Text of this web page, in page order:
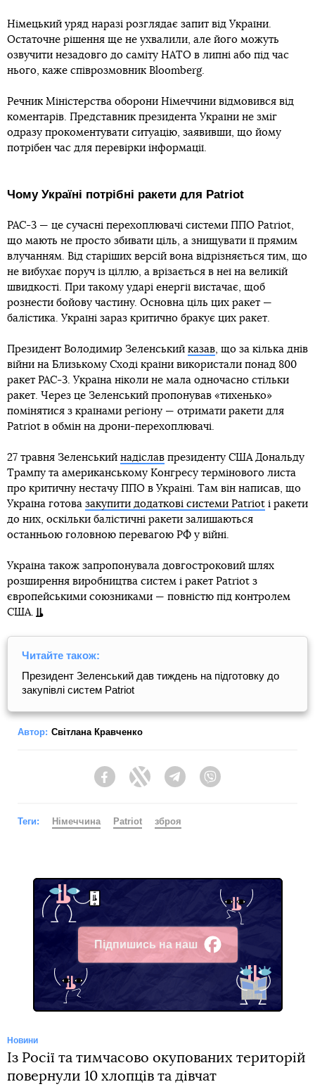
Німецький уряд наразі розглядає запит від України.
Остаточне рішення ще не ухвалили, але його можуть
озвучити незадовго до саміту НАТО в липні або під час
нього, каже співрозмовник Bloomberg.
Речник Міністерства оборони Німеччини відмовився від
коментарів. Представник президента України не зміг
одразу прокоментувати ситуацію, заявивши, що йому
потрібен час для перевірки інформації.
Чому Україні потрібні ракети для Patriot
PAC-3 — це сучасні перехоплювачі системи ППО Patriot,
що мають не просто збивати ціль, а знищувати її прямим
влучанням. Від старіших версій вона відрізняється тим, що
не вибухає поруч із ціллю, а врізається в неї на великій
швидкості. При такому ударі енергії вистачає, щоб
рознести бойову частину. Основна ціль цих ракет —
балістика. Україні зараз критично бракує цих ракет.
Президент Володимир Зеленський казав, що за кілька днів
війни на Близькому Сході країни використали понад 800
ракет PAC-3. Україна ніколи не мала одночасно стільки
ракет. Через це Зеленський пропонував «тихенько»
помінятися з країнами регіону — отримати ракети для
Patriot в обмін на дрони-перехоплювачі.
27 травня Зеленський надіслав президенту США Дональду
Трампу та американському Конгресу термінового листа
про критичну нестачу ППО в Україні. Там він написав, що
Україна готова закупити додаткові системи Patriot і ракети
до них, оскільки балістичні ракети залишаються
останньою головною перевагою РФ у війні.
Україна також запропонувала довгостроковий шлях
розширення виробництва систем і ракет Patriot з
європейськими союзниками — повністю під контролем
США.
Читайте також:
Президент Зеленський дав тиждень на підготовку до
закупівлі систем Patriot
Автор: Світлана Кравченко
FacebookTwitter Telegram
Теги: Німеччина Patriot зброя
Підпишись на наш
Facebook
Новини
Із Росії та тимчасово окупованих територій
повернули 10 хлопців та дівчат